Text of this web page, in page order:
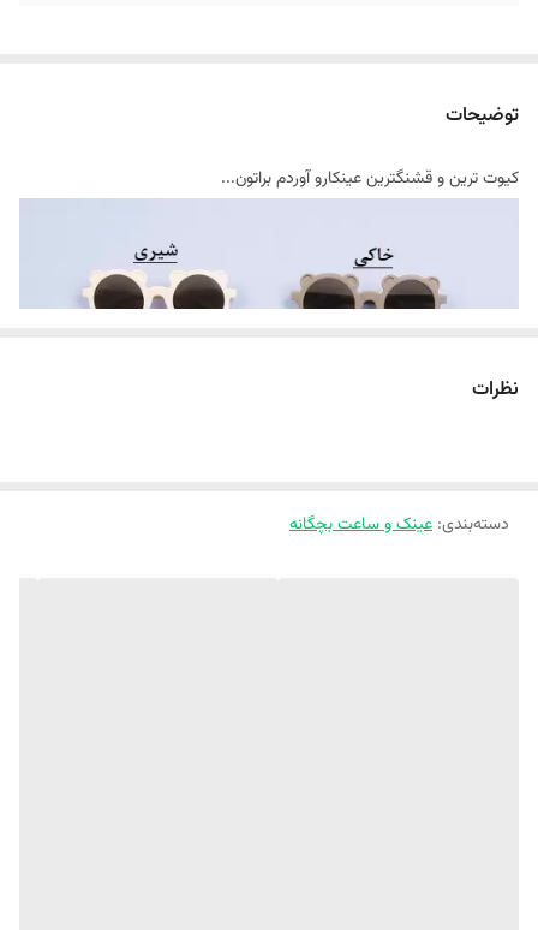
توضیحات
کیوت ترین و قشنگترین عینکارو آوردم براتون...
نظرات
دسته‌بندی: عینک و ساعت بچگانه